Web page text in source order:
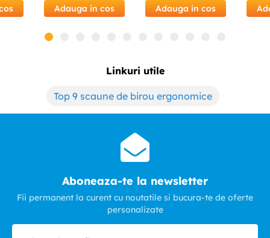
Adauga in cos Adauga in cos
Linkuri utile
Top 9 scaune de birou ergonomice
Aboneaza-te la newsletter
Fii permanent la curent cu noutatile si bucura-te de oferte
personalizate